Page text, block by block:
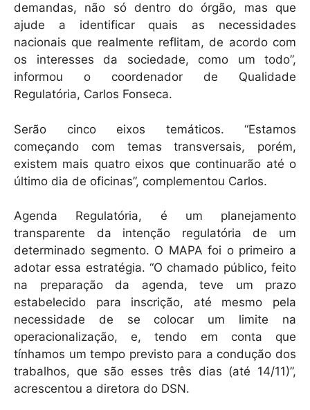
demandas, não só dentro do órgão, mas que
ajude a identificar quais as necessidades
nacionais que realmente reflitam, de acordo com
os interesses da sociedade, como um todo”,
informou o coordenador de Qualidade
Regulatória, Carlos Fonseca.
Serão cinco eixos temáticos. “Estamos
começando com temas transversais, porém,
existem mais quatro eixos que continuarão até o
último dia de oficinas”, complementou Carlos.
Agenda Regulatória, é um planejamento
transparente da intenção regulatória de um
determinado segmento. O MAPA foi o primeiro a
adotar essa estratégia. “O chamado público, feito
na preparação da agenda, teve um prazo
estabelecido para inscrição, até mesmo pela
necessidade de se colocar um limite na
operacionalização, e, tendo em conta que
tínhamos um tempo previsto para a condução dos
trabalhos, que são esses três dias (até 14/11)”,
acrescentou a diretora do DSN.